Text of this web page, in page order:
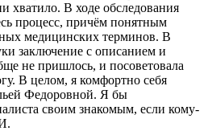
хватило. В ходе обследования
процесс, причём понятным
медицинских терминов. В
заключение с описанием и
не пришлось, и посоветовала
В целом, я комфортно себя
Федоровной. Я бы
своим знакомым, если кому-